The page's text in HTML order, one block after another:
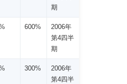
期
600%
2006年
第4四半
期
300%
2006年
第4四半